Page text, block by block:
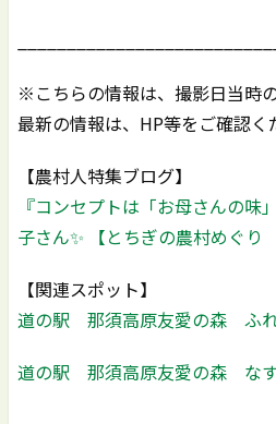
※こちらの情報は、撮影日当時
最新の情報は、HP等をご確認く
【農村人特集ブログ】
『コンセプトは「お母さんの
子さん✨ 【とちぎの農村めぐり
【関連スポット】
道の駅 那須高原友愛の森 ふ
道の駅 那須高原友愛の森 な